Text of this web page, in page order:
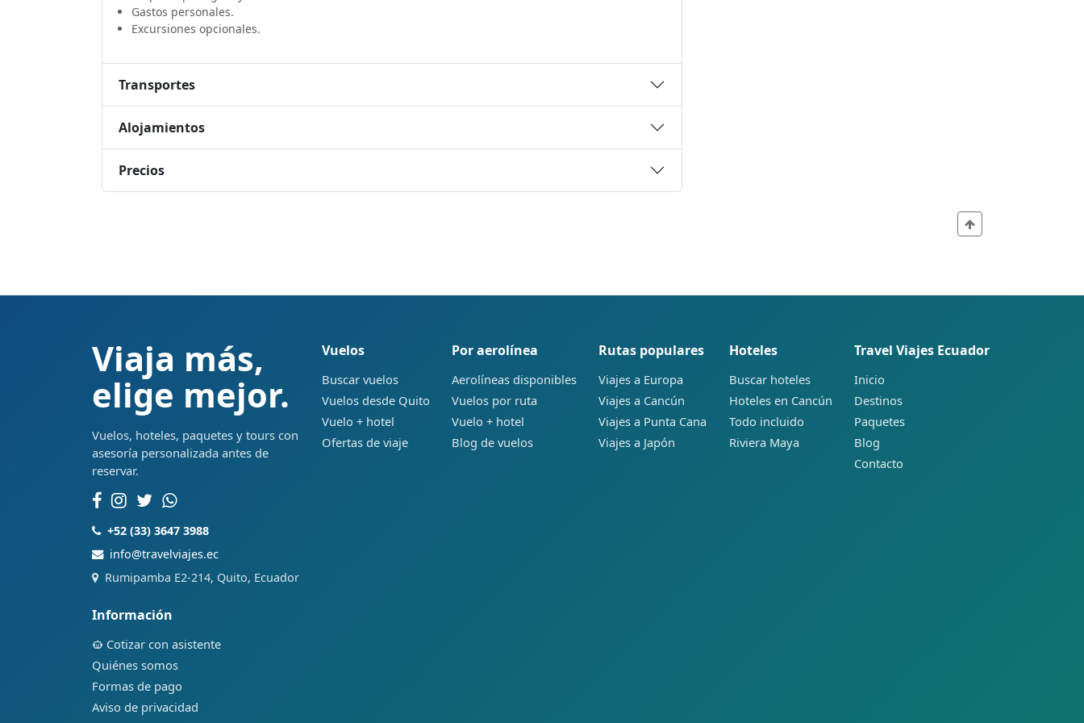
Gastos personales.
Excursiones opcionales.
Transportes
Alojamientos
Precios
Viaja más,
elige mejor.
Vuelos, hoteles, paquetes y tours con
asesoría personalizada antes de
reservar.
+52 (33) 3647 3988
info@travelviajes.ec
Rumipamba E2-214, Quito, Ecuador
Vuelos
Buscar vuelos
Vuelos desde Quito
Vuelo + hotel
Ofertas de viaje
Por aerolínea
Aerolíneas disponibles
Vuelos por ruta
Vuelo + hotel
Blog de vuelos
Rutas populares
Viajes a Europa
Viajes a Cancún
Viajes a Punta Cana
Viajes a Japón
Hoteles
Buscar hoteles
Hoteles en Cancún
Todo incluido
Riviera Maya
Travel Viajes Ecuador
Inicio
Destinos
Paquetes
Blog
Contacto
Información
Cotizar con asistente
Quiénes somos
Formas de pago
Aviso de privacidad